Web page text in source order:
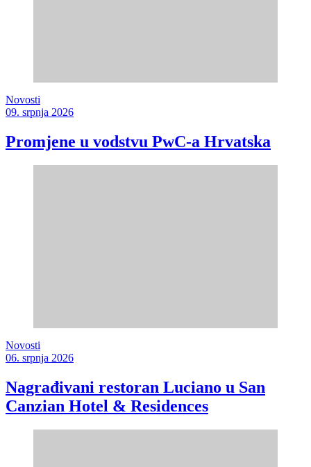
Novosti
09. srpnja 2026
Promjene u vodstvu PwC-a Hrvatska
Novosti
06. srpnja 2026
Nagrađivani restoran Luciano u San
Canzian Hotel & Residences